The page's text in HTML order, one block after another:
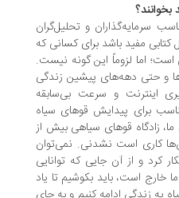
و تحلیل‌گران
مفید باشد برای کسانی که
لزوماً این گونه نیست.
دهه‌های پیشین زندگی
و سرعت بی‌سابقه
پیدایش قوهای سیاه
قوهای سیاهی بیش از
است نشدنی. نمی‌توان
و از آن جایی که توانایی
باید بکوشیم تا یاد